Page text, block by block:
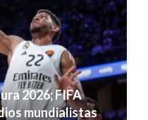
2026; FIFA
mundialistas